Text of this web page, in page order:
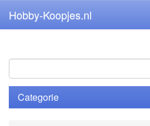
Hobby-Koopjes.nl
Categorie